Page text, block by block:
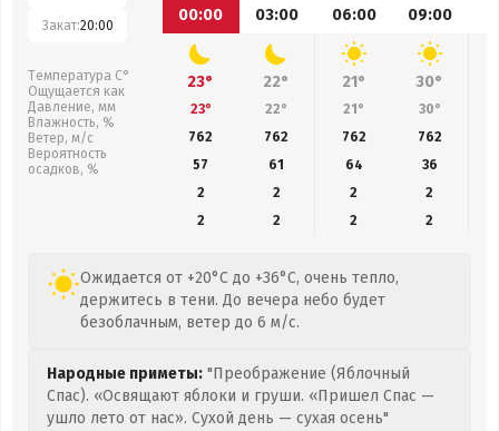
Закат:20:00
Температура С°
Ощущается как
Давление, мм
Влажность, %
Ветер, м/с
Вероятность
осадков, %
00:00
03:00 06:00 09:00
23° 22° 21° 30°
23° 22° 21° 30°
762
762 762 762
57
61 64
36
2
2 2
2
2
2 2 2
Ожидается от +20°C до +36°C, очень тепло,
держитесь в тени. До вечера небо будет
безоблачным, ветер до 6 м/с.
Народные приметы: "Преображение (Яблочный
Спас). «Освящают яблоки и груши. «Пришел Спас —
ушло лето от нас». Сухой день — сухая осень"